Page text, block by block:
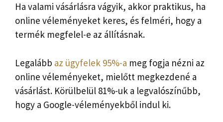
Ha valami vásárlásra vágyik, akkor praktikus, ha
online véleményeket keres, és felméri, hogy a
termék megfelel-e az állításnak.
Legalább az ügyfelek 95%-a meg fogja nézni az
online véleményeket, mielőtt megkezdené a
vásárlást. Körülbelül 81%-uk a legvalószínűbb,
hogy a Google-véleményekből indul ki.